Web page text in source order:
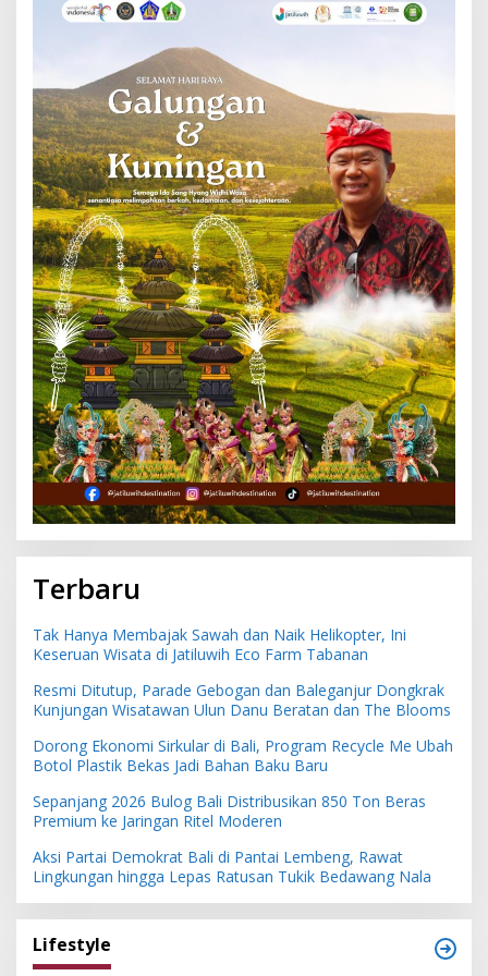
Terbaru
Tak Hanya Membajak Sawah dan Naik Helikopter, Ini
Keseruan Wisata di Jatiluwih Eco Farm Tabanan
Resmi Ditutup, Parade Gebogan dan Baleganjur Dongkrak
Kunjungan Wisatawan Ulun Danu Beratan dan The Blooms
Dorong Ekonomi Sirkular di Bali, Program Recycle Me Ubah
Botol Plastik Bekas Jadi Bahan Baku Baru
Sepanjang 2026 Bulog Bali Distribusikan 850 Ton Beras
Premium ke Jaringan Ritel Moderen
Aksi Partai Demokrat Bali di Pantai Lembeng, Rawat
Lingkungan hingga Lepas Ratusan Tukik Bedawang Nala
Lifestyle